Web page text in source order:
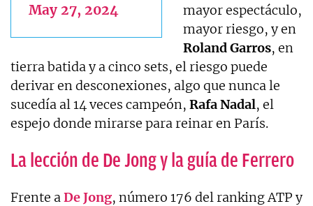
May 27, 2024
mayor espectáculo,
mayor riesgo, y en
Roland Garros, en
tierra batida y a cinco sets, el riesgo puede
derivar en desconexiones, algo que nunca le
sucedía al 14 veces campeón, Rafa Nadal, el
espejo donde mirarse para reinar en París.
La lección de De Jong y la guía de Ferrero
Frente aDe Jong, número 176 del ranking ATP y